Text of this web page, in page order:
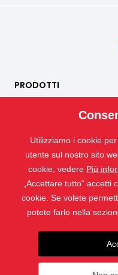
limitare la quantità di
PRODOTTI
ISOTRA
CONTATTO
Utilizziamo i cookie
utente sul nostro sito
cookie, vedere Più
„Accettare tutto“
cookie. Se volete
potete farlo nella